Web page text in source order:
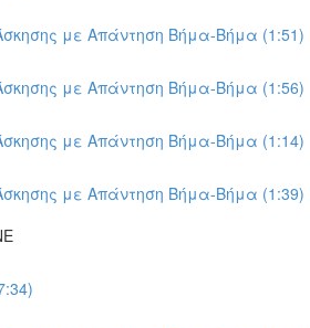
με Απάντηση Βήμα-Βήμα (1:51)
με Απάντηση Βήμα-Βήμα (1:56)
με Απάντηση Βήμα-Βήμα (1:14)
με Απάντηση Βήμα-Βήμα (1:39)